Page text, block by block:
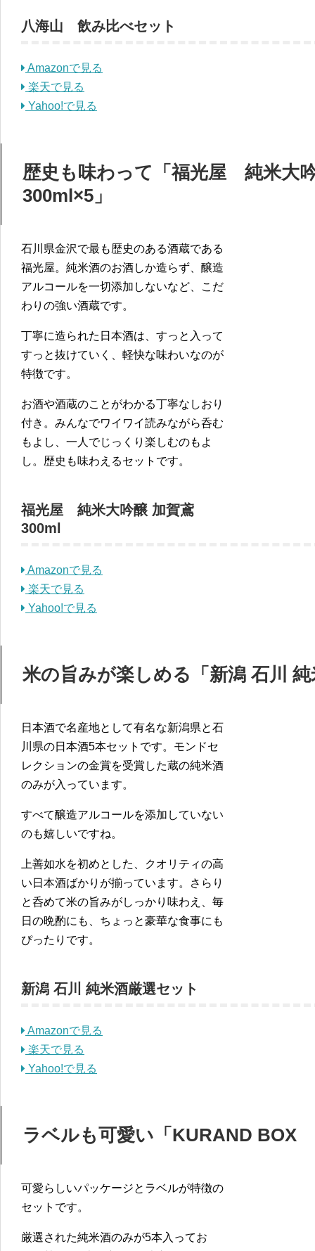
八海山 飲み比べセット
Amazonで見る
楽天で見る
Yahoo!で見る
歴史も味わって「福光屋 純米大
300ml×5」
石川県金沢で最も歴史のある酒蔵である
福光屋。純米酒のお酒しか造らず、醸造
アルコールを一切添加しないなど、こだ
わりの強い酒蔵です。
丁寧に造られた日本酒は、すっと入って
すっと抜けていく、軽快な味わいなのが
特徴です。
お酒や酒蔵のことがわかる丁寧なしおり
付き。みんなでワイワイ読みながら呑む
もよし、一人でじっくり楽しむのもよ
し。歴史も味わえるセットです。
福光屋 純米大吟醸 加賀鳶
300ml
Amazonで見る
楽天で見る
Yahoo!で見る
米の旨みが楽しめる「新潟 石川
日本酒で名産地として有名な新潟県と石
川県の日本酒5本セットです。モンドセ
レクションの金賞を受賞した蔵の純米酒
のみが入っています。
すべて醸造アルコールを添加していない
のも嬉しいですね。
上善如水を初めとした、クオリティの高
い日本酒ばかりが揃っています。さらり
と呑めて米の旨みがしっかり味わえ、毎
日の晩酌にも、ちょっと豪華な食事にも
ぴったりです。
新潟 石川 純米酒厳選セット
Amazonで見る
楽天で見る
Yahoo!で見る
ラベルも可愛い「KURAND BOX
可愛らしいパッケージとラベルが特徴の
セットです。
厳選された純米酒のみが5本入ってお